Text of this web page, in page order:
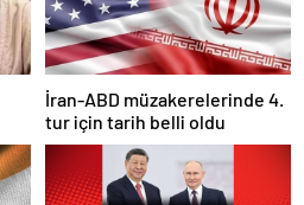
İran-ABD müzakerelerinde 4.
tur için tarih belli oldu